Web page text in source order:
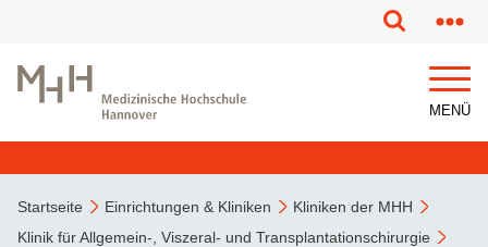
MENÜ
Startseite Einrichtungen & Kliniken
Kliniken der MHH
Klinik für Allgemein-, Viszeral- und Transplantationschirurgie